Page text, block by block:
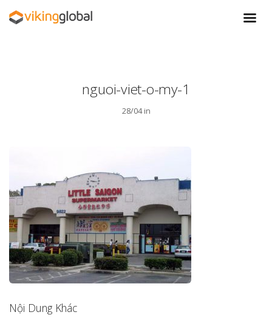
nguoi-viet-o-my-1
28/04 in
Nội Dung Khác